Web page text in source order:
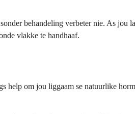
behandeling verbeter nie. As
vlakke te handhaaf.
om jou liggaam se natuurlike